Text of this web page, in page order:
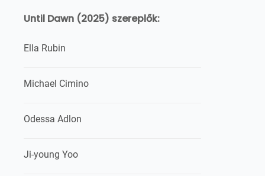
Until Dawn (2025) szereplők:
Ella Rubin
Michael Cimino
Odessa Adlon
Ji-young Yoo